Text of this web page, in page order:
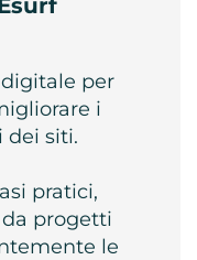
per
i
siti.
pratici,
progetti
le